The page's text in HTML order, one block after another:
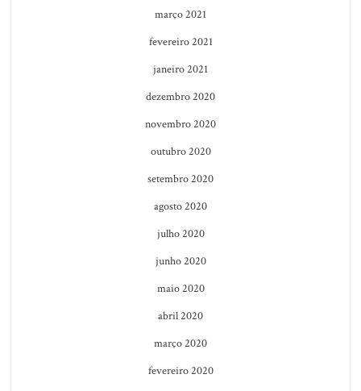
março 2021
fevereiro 2021
janeiro 2021
dezembro 2020
novembro 2020
outubro 2020
setembro 2020
agosto 2020
julho 2020
junho 2020
maio 2020
abril 2020
março 2020
fevereiro 2020